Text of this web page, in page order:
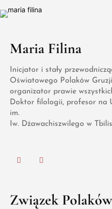
Maria Filina
Inicjator i stały
Oświatowego Polaków
organizator prawie
Doktor filologii, profesor na
im.
Iw. Dżawachiszwilego w
Związek